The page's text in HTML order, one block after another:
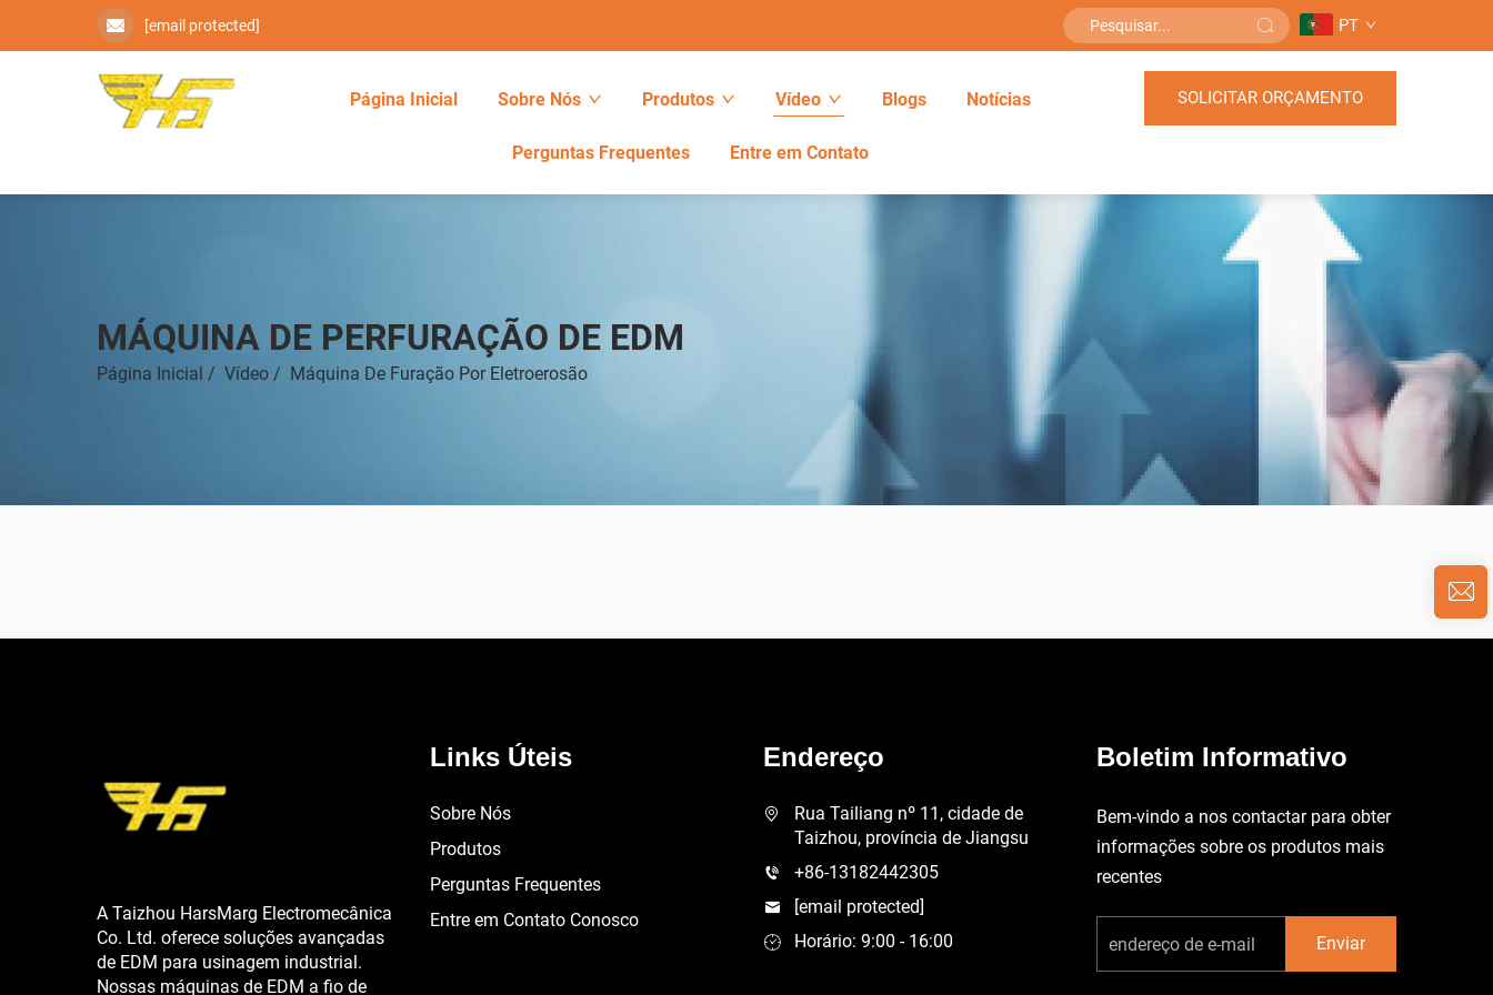
[email protected] PT
Página Inicial Sobre Nós Produtos Vídeo Blogs Notícias
Perguntas Frequentes Entre em Contato
SOLICITAR ORÇAMENTO
MÁQUINA DE PERFURAÇÃO DE EDM
Página Inicial / Vídeo / Máquina De Furação Por Eletroerosão
A Taizhou HarsMarg Electromecânica
Co. Ltd. oferece soluções avançadas
de EDM para usinagem industrial.
Nossas máquinas de EDM a fio de
Links Úteis
Sobre Nós
Produtos
Perguntas Frequentes
Entre em Contato Conosco
Endereço
Rua Tailiang nº 11, cidade de
Taizhou, província de Jiangsu
+86-13182442305
[email protected]
Horário: 9:00 - 16:00
Boletim Informativo
Bem-vindo a nos contactar para obter
informações sobre os produtos mais
recentes
Enviar